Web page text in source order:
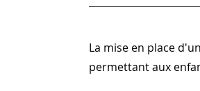
La mise en place
permettant aux